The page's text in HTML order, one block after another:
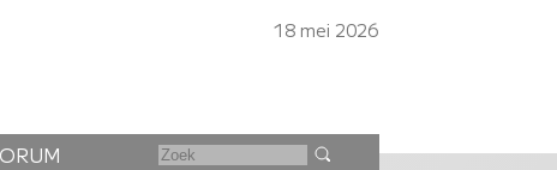
18 mei 2026